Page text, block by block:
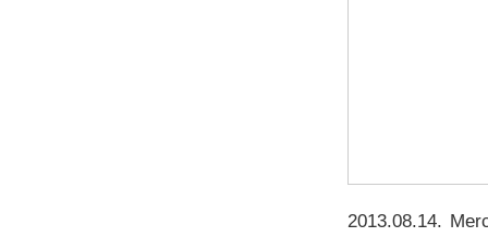
2013.08.14.